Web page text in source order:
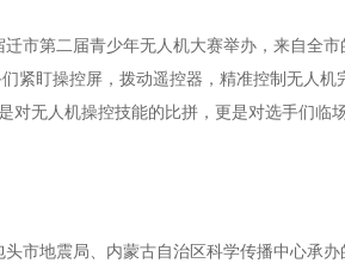
第二届青少年无人机大赛举办，来自全市
盯操控屏，拨动遥控器，精准控制无人机
无人机操控技能的比拼，更是对选手们临
地震局、内蒙古自治区科学传播中心承办